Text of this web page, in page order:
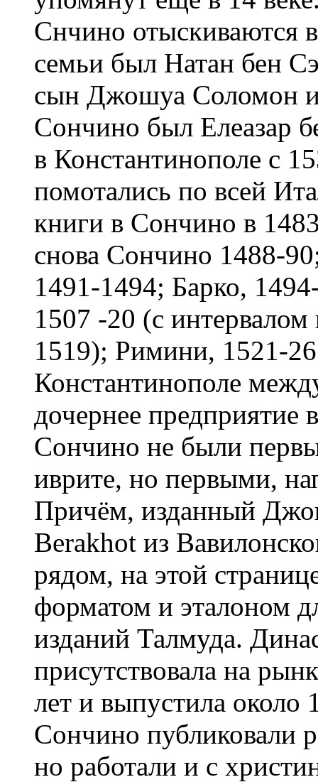
Снчино отыскиваются
семьи был Натан бен
сын Джошуа Соломон
Сончино был Елеазар
в Константинополе с
помотались по всей
книги в Сончино в
снова Сончино 1488-
1491-1494; Барко,
1507 -20 (с
1519); Римини, 1521-
Константинополе
дочернее предприятие
Сончино не были
иврите, но первыми,
Причём, изданный
Berakhot из
рядом, на этой
форматом и эталоном
изданий Талмуда.
присутствовала на
лет и выпустила около
Сончино публиковали
но работали и с